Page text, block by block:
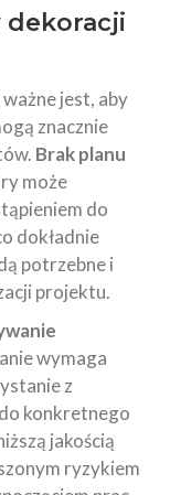
dekoracji
jest, aby
znacznie
Brak planu
może
do
dokładnie
potrzebne i
projektu.
wymaga
z
konkretnego
jakością
ryzykiem